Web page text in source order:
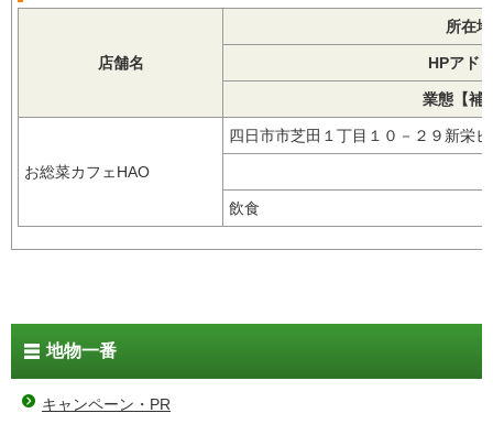
店舗名
所在地
HPアド
業態【補
お総菜カフェHAO
四日市市芝田１丁目１０－２９新栄
飲食
地物一番
キャンペーン・PR